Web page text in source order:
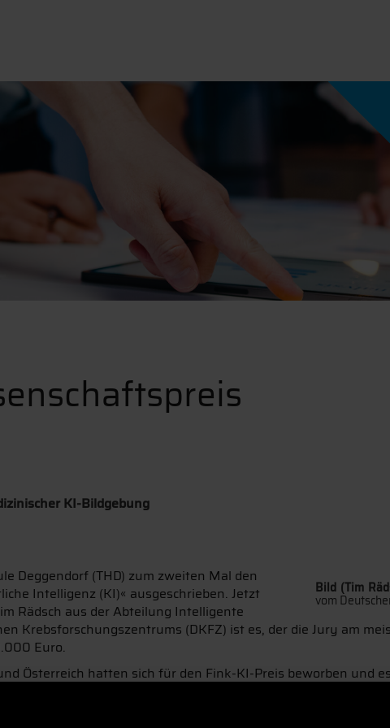
Bild (Tim
vom
KI-Bildgebung
Deggendorf (THD) zum zweiten Mal den
Intelligenz (KI)« ausgeschrieben. Jetzt
Rädsch aus der Abteilung Intelligente
Krebsforschungszentrums (DKFZ) ist es, der die Jury am
Euro.
Österreich hatten sich für den Fink-KI-Preis beworben und
gemacht. Am Ende machte der Doktorand Tim Rädsch vom
seines Masterstudiums am Karlsruher Institut für